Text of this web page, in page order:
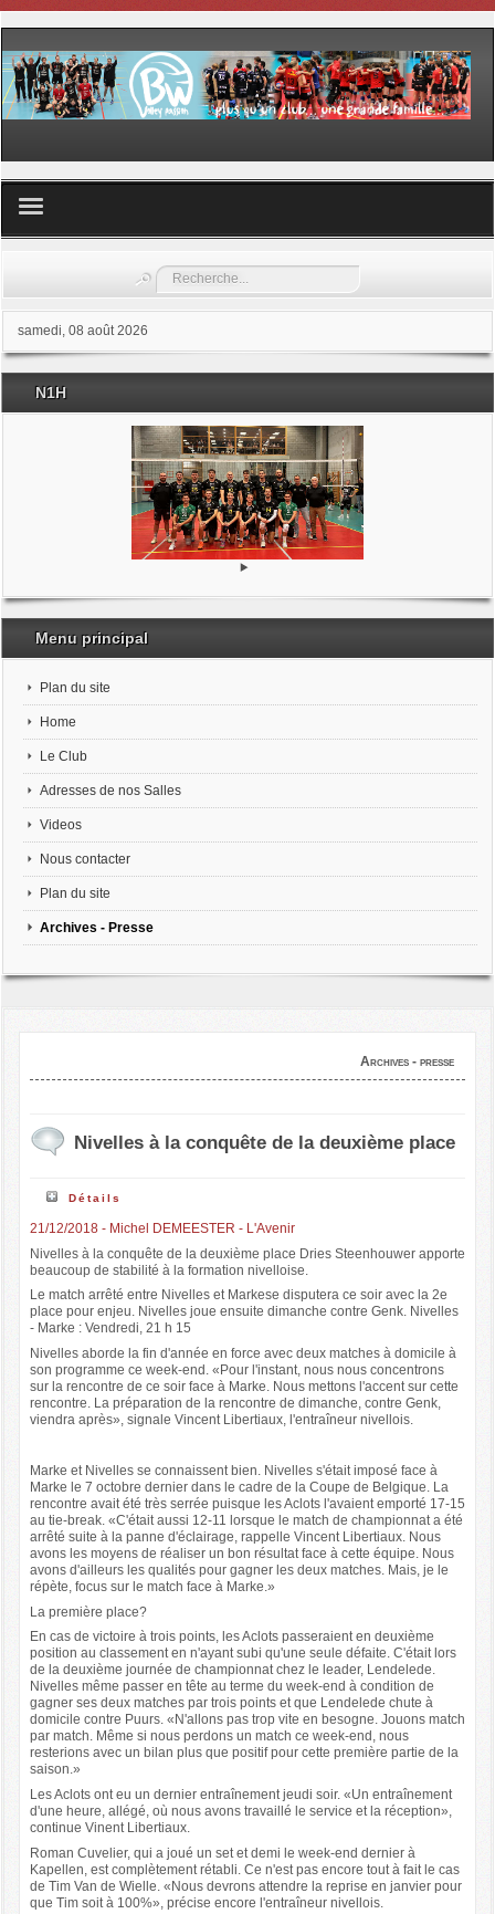
Les samedis du sport
Les stages
Documents
Rechercher
samedi, 08 août 2026
N1H
Menu principal
Plan du site
Home
Le Club
Adresses de nos Salles
Videos
Nous contacter
Plan du site
Archives - Presse
Archives - presse
Nivelles à la conquête de la deuxième place
Détails
21/12/2018 - Michel DEMEESTER - L'Avenir
Nivelles à la conquête de la deuxième place Dries Steenhouwer apporte
beaucoup de stabilité à la formation nivelloise.
Le match arrêté entre Nivelles et Markese disputera ce soir avec la 2e
place pour enjeu. Nivelles joue ensuite dimanche contre Genk. Nivelles
- Marke : Vendredi, 21 h 15
Nivelles aborde la fin d'année en force avec deux matches à domicile à
son programme ce week-end. «Pour l'instant, nous nous concentrons
sur la rencontre de ce soir face à Marke. Nous mettons l'accent sur cette
rencontre. La préparation de la rencontre de dimanche, contre Genk,
viendra après», signale Vincent Libertiaux, l'entraîneur nivellois.
Marke et Nivelles se connaissent bien. Nivelles s'était imposé face à
Marke le 7 octobre dernier dans le cadre de la Coupe de Belgique. La
rencontre avait été très serrée puisque les Aclots l'avaient emporté 17-15
au tie-break. «C'était aussi 12-11 lorsque le match de championnat a été
arrêté suite à la panne d'éclairage, rappelle Vincent Libertiaux. Nous
avons les moyens de réaliser un bon résultat face à cette équipe. Nous
avons d'ailleurs les qualités pour gagner les deux matches. Mais, je le
répète, focus sur le match face à Marke.»
La première place?
En cas de victoire à trois points, les Aclots passeraient en deuxième
position au classement en n'ayant subi qu'une seule défaite. C'était lors
de la deuxième journée de championnat chez le leader, Lendelede.
Nivelles même passer en tête au terme du week-end à condition de
gagner ses deux matches par trois points et que Lendelede chute à
domicile contre Puurs. «N'allons pas trop vite en besogne. Jouons match
par match. Même si nous perdons un match ce week-end, nous
resterions avec un bilan plus que positif pour cette première partie de la
saison.»
Les Aclots ont eu un dernier entraînement jeudi soir. «Un entraînement
d'une heure, allégé, où nous avons travaillé le service et la réception»,
continue Vinent Libertiaux.
Roman Cuvelier, qui a joué un set et demi le week-end dernier à
Kapellen, est complètement rétabli. Ce n'est pas encore tout à fait le cas
de Tim Van de Wielle. «Nous devrons attendre la reprise en janvier pour
que Tim soit à 100%», précise encore l'entraîneur nivellois.